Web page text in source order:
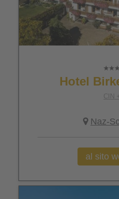
Hotel
CIN
Naz-
al sito